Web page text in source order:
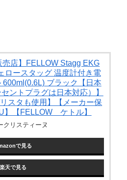
売店】FELLOW Stagg EKG
ロースタッグ 温度計付き電
600ml(0.6L) ブラック【日本
ントプラグは日本対応）】
リスタも使用】【メーカー保
】【FELLOW ケトル】
クリスティーヌ
で見る
楽天で見る